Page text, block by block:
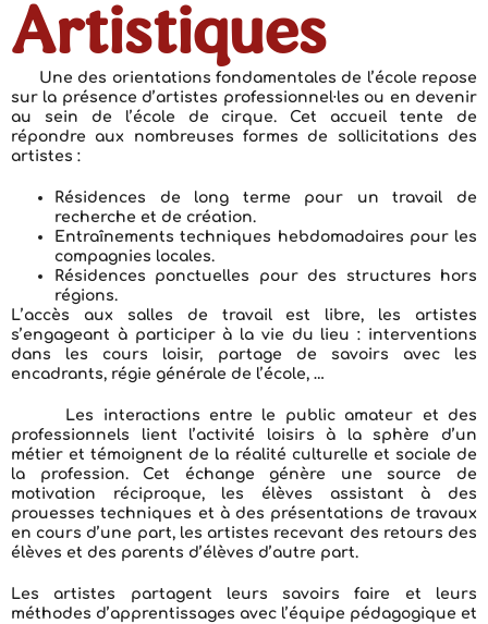
Artistiques
Une des orientations fondamentales de l’école repose
sur la présence d’artistes professionnel·les ou en devenir
au sein de l’école de cirque. Cet accueil tente de
répondre aux nombreuses formes de sollicitations des
artistes :
Résidences de long terme pour un travail de
recherche et de création.
Entraînements techniques hebdomadaires pour les
compagnies locales.
Résidences ponctuelles pour des structures hors
régions.
L’accès aux salles de travail est libre, les artistes
s’engageant à participer à la vie du lieu : interventions
dans les cours loisir, partage de savoirs avec les
encadrants, régie générale de l’école, …
Les interactions entre le public amateur et des
professionnels lient l’activité loisirs à la sphère d’un
métier et témoignent de la réalité culturelle et sociale de
la profession. Cet échange génère une source de
motivation réciproque, les élèves assistant à des
prouesses techniques et à des présentations de travaux
en cours d’une part, les artistes recevant des retours des
élèves et des parents d’élèves d’autre part.
Les artistes partagent leurs savoirs faire et leurs
méthodes d’apprentissages avec l’équipe pédagogique et